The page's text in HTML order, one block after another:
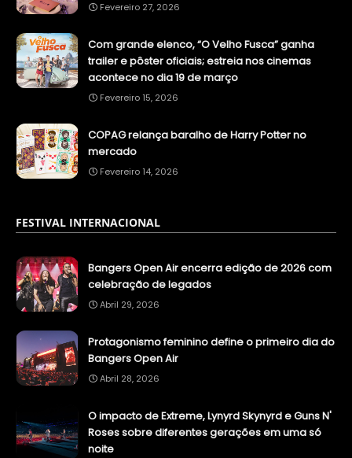
Fevereiro 27, 2026
Com grande elenco, “O Velho Fusca” ganha
trailer e pôster oficiais; estreia nos cinemas
acontece no dia 19 de março
Fevereiro 15, 2026
COPAG relança baralho de Harry Potter no
mercado
Fevereiro 14, 2026
FESTIVAL INTERNACIONAL
Bangers Open Air encerra edição de 2026 com
celebração de legados
Abril 29, 2026
Protagonismo feminino define o primeiro dia do
Bangers Open Air
Abril 28, 2026
O impacto de Extreme, Lynyrd Skynyrd e Guns N'
Roses sobre diferentes gerações em uma só
noite